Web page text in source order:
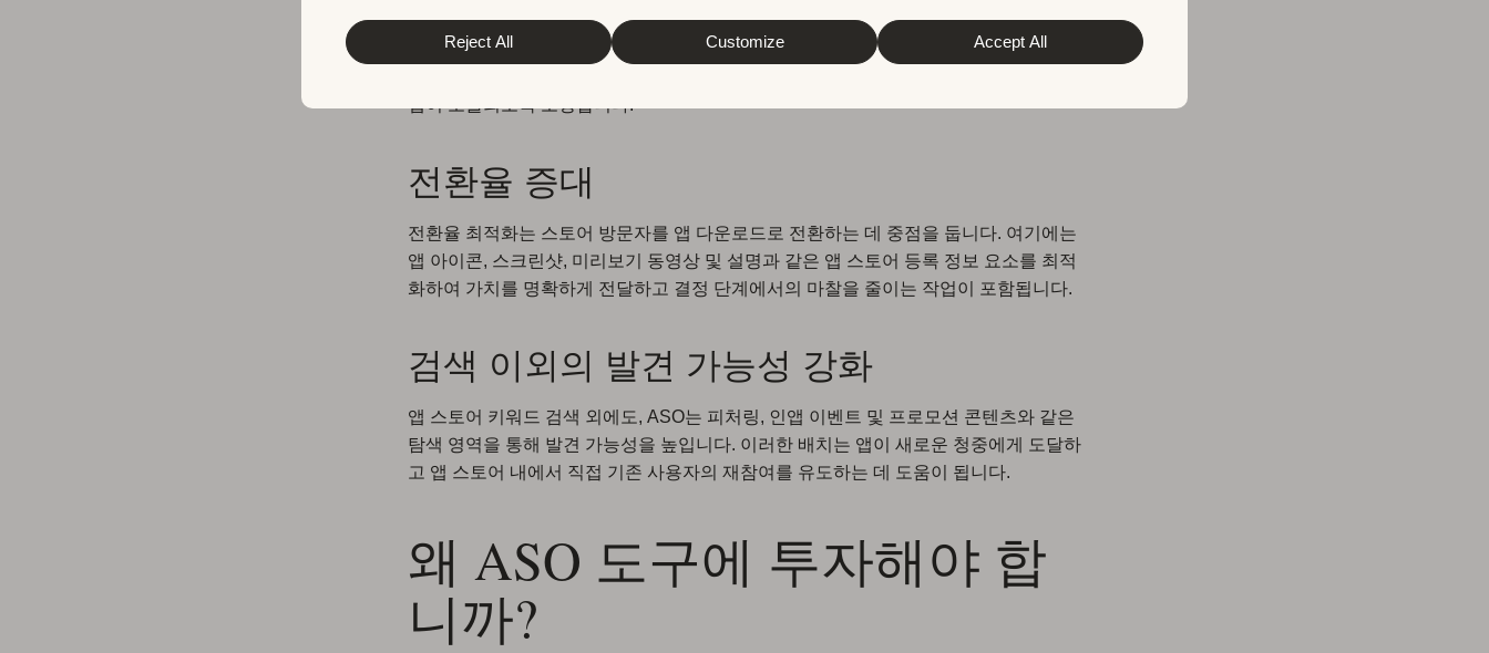
Reject All Customize Accept All
앱 가시성을 개선한다는 것은 앱 스토어 검색 결과에서 관련 키워드에 대한 앱의 순위를
높이는 것을 의미합니다. 의도가 명확한 검색어를 식별하고 그에 따라 메타데이터를 최
앱이 노출되도록 보장합니다.
전환율 증대
전환율 최적화는 스토어 방문자를 앱 다운로드로 전환하는 데 중점을 둡니다. 여기에는
앱 아이콘, 스크린샷, 미리보기 동영상 및 설명과 같은 앱 스토어 등록 정보 요소를 최적
화하여 가치를 명확하게 전달하고 결정 단계에서의 마찰을 줄이는 작업이 포함됩니다.
검색 이외의 발견 가능성 강화
앱 스토어 키워드 검색 외에도, ASO는 피처링, 인앱 이벤트 및 프로모션 콘텐츠와 같은
탐색 영역을 통해 발견 가능성을 높입니다. 이러한 배치는 앱이 새로운 청중에게 도달하
고 앱 스토어 내에서 직접 기존 사용자의 재참여를 유도하는 데 도움이 됩니다.
왜 ASO 도구에 투자해야 합
니까?